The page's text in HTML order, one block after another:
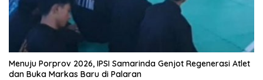
Menuju Porprov 2026, IPSI Samarinda Genjot Regenerasi Atlet
dan Buka Markas Baru di Palaran